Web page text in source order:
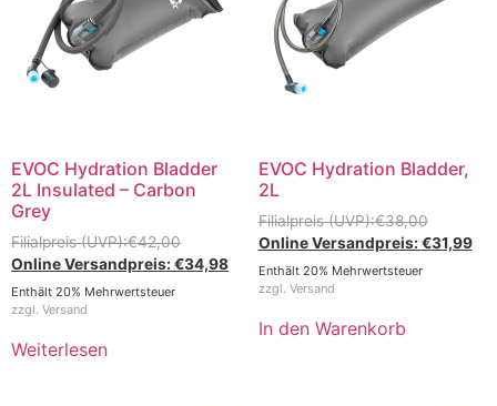
EVOC Hydration Bladder
2L Insulated – Carbon
Grey
€42,00
€34,98
Enthält 20% Mehrwertsteuer
zzgl. Versand
Weiterlesen
EVOC Hydration Bladder,
2L
€38,00
€31,99
Enthält 20% Mehrwertsteuer
zzgl. Versand
In den Warenkorb